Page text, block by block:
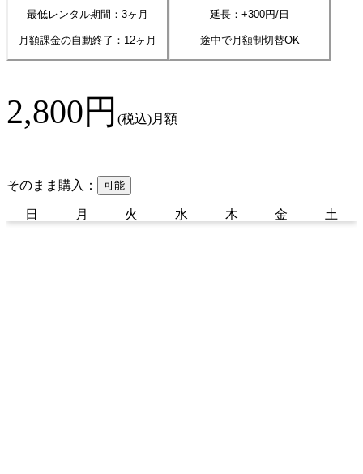
最低レンタル期間：3ヶ月
月額課金の自動終了： 12ヶ月
延長：+300円/日
途中で月額制切替OK
2,800円 (税込)月額
そのまま購入： 可能
日 月 火 水 木 金 土